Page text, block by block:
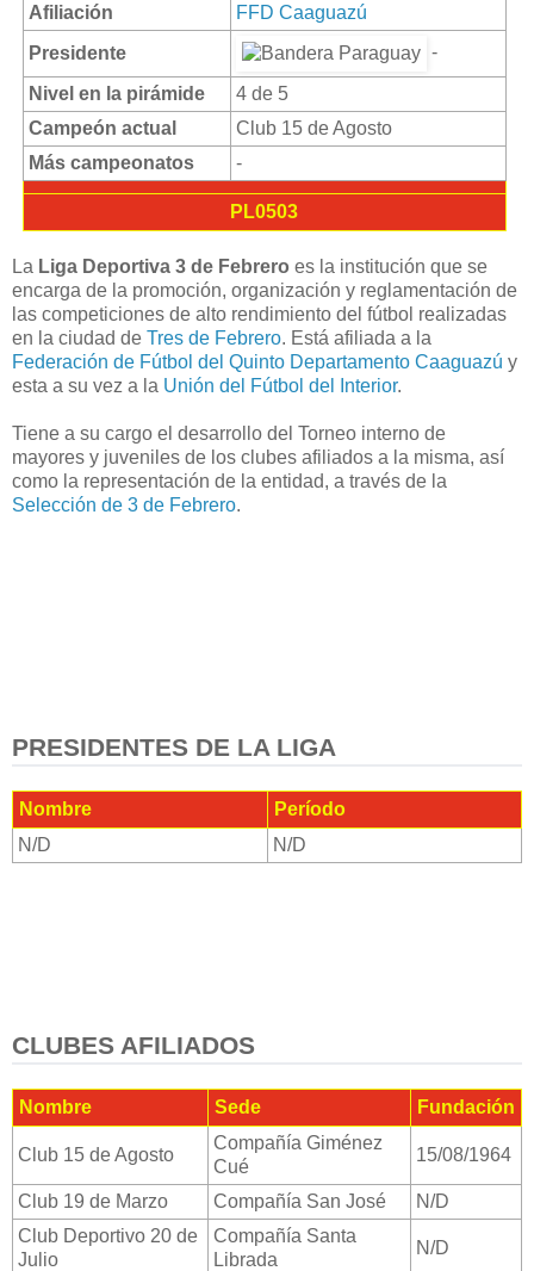
Afiliación
FFD Caaguazú
Presidente
-
Nivel en la pirámide
4 de 5
Campeón actual
Club 15 de Agosto
Más campeonatos
-
PL0503
La Liga Deportiva 3 de Febrero es la institución que se
encarga de la promoción, organización y reglamentación de
las competiciones de alto rendimiento del fútbol realizadas
en la ciudad de Tres de Febrero. Está afiliada a la
Federación de Fútbol del Quinto Departamento Caaguazú y
esta a su vez a la Unión del Fútbol del Interior.
Tiene a su cargo el desarrollo del Torneo interno de
mayores y juveniles de los clubes afiliados a la misma, así
como la representación de la entidad, a través de la
Selección de 3 de Febrero.
PRESIDENTES DE LA LIGA
Nombre
Período
N/D
N/D
CLUBES AFILIADOS
Nombre Sede Fundación
Club 15 de Agosto
Compañía Giménez
Cué
15/08/1964
Club 19 de Marzo Compañía San José
N/D
Club Deportivo 20 de
Julio
Compañía Santa
Librada
N/D